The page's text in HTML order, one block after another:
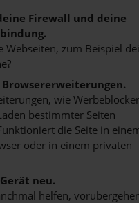
Firewall und deine
Webseiten, zum Beispiel
wie
bestimmter Seiten
die Seite in
oder in einem privaten
neu.
helfen,